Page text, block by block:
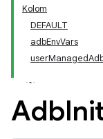
Kolom
DEFAULT
adbEnvVars
Adb